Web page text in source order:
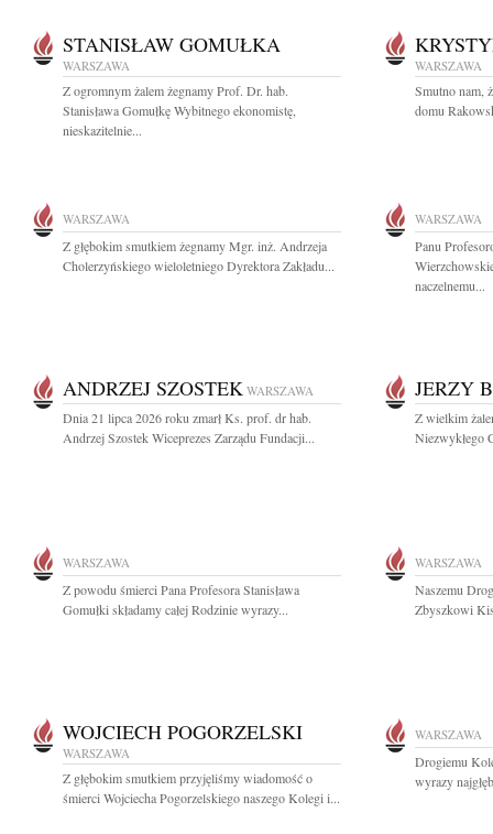
STANISŁAW GOMUŁKA
WARSZAWA
Z ogromnym żalem żegnamy Prof. Dr. hab.
Stanisława Gomułkę Wybitnego ekonomistę,
nieskazitelnie...
WARSZAWA
Smutno nam,
domu
WARSZAWA
Z głębokim smutkiem żegnamy Mgr. inż. Andrzeja
Cholerzyńskiego wieloletniego Dyrektora Zakładu...
WARSZAWA
Panu
naczelnemu...
ANDRZEJ SZOSTEK WARSZAWA
Dnia 21 lipca 2026 roku zmarł Ks. prof. dr hab.
Andrzej Szostek Wiceprezes Zarządu Fundacji...
JERZY
Z wielkim
Niezwykłego
WARSZAWA
Z powodu śmierci Pana Profesora Stanisława
Gomułki składamy całej Rodzinie wyrazy...
WARSZAWA
Naszemu
Zbyszkowi
WOJCIECH POGORZELSKI
WARSZAWA
Z głębokim smutkiem przyjęliśmy wiadomość o
śmierci Wojciecha Pogorzelskiego naszego Kolegi i...
WARSZAWA
Drogiemu
wyrazy